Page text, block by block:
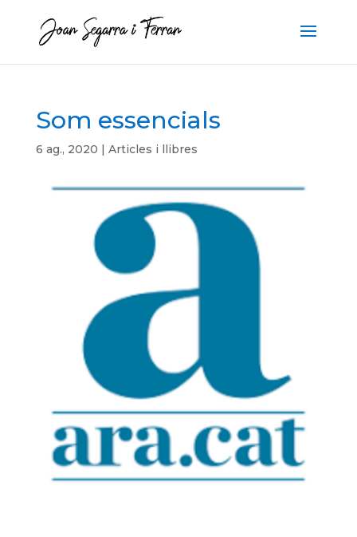
Som essencials
6 ag., 2020 | Articles i llibres